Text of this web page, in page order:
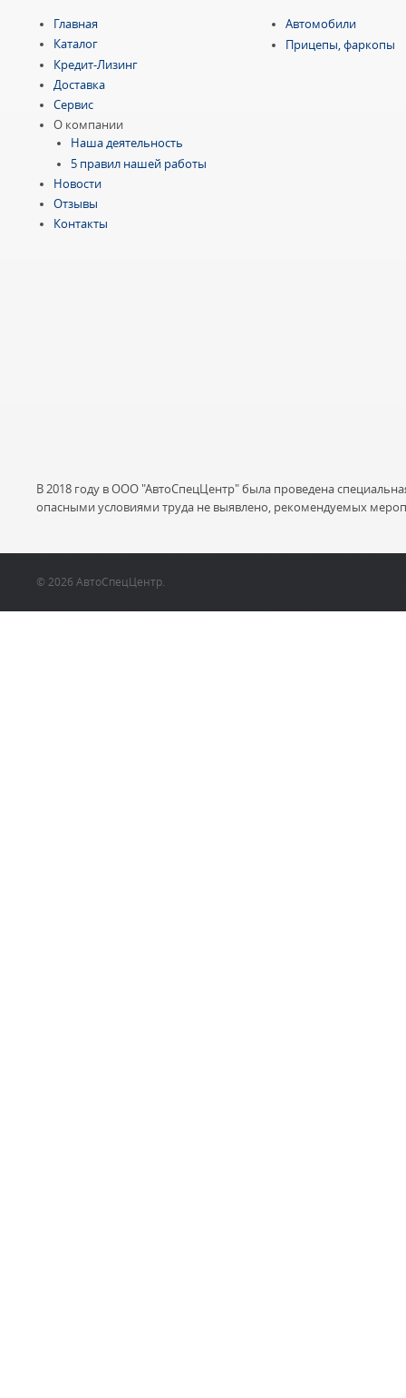
Главная
Каталог
Кредит-Лизинг
Доставка
Сервис
О компании
Наша деятельность
5 правил нашей работы
Новости
Отзывы
Контакты
Автомобили
Прицепы, фаркопы
В 2018 году в ООО "АвтоСпецЦентр" была проведена
опасными условиями труда не выявлено, рекомендуемых
© 2026 АвтоСпецЦентр.